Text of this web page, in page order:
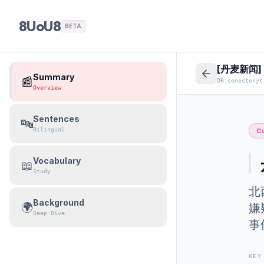
8UoU8 BETA
📰Summary
Overview
🔤Sentences
Bilingual
📖Vocabulary
Study
🌍Background
Deep Dive
[丹麦新闻]
DR:senestenyt
北
嫌
事